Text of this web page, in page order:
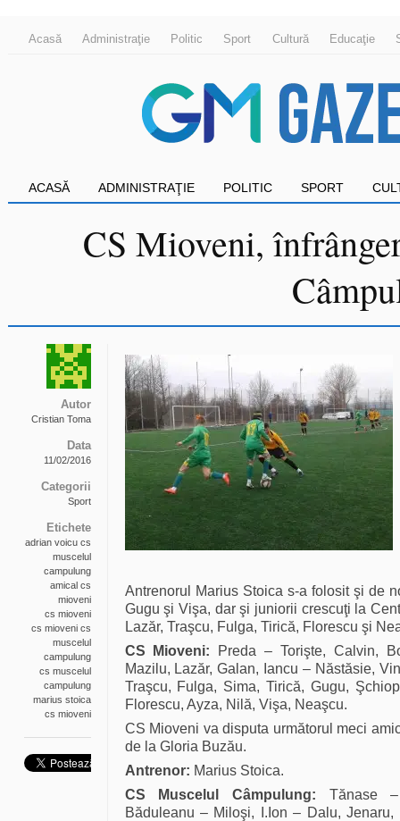
Acasă Administraţie Politic Sport Cultură Educaţie
ACASĂ ADMINISTRAŢIE POLITIC SPORT
CS Mioveni,
Autor
Cristian Toma
Data
11/02/2016
Categorii
Sport
Etichete
adrian voicu cs
muscelul
campulung
amical cs
mioveni
cs mioveni
cs mioveni cs
muscelul
campulung
cs muscelul
campulung
marius stoica
cs mioveni
Antrenorul Marius Stoica s-a folosit şi de
Gugu şi Vişa, dar şi juniorii crescuţi la
Lazăr, Traşcu, Fulga, Tirică, Florescu şi
CS Mioveni: Preda – Torişte, Calvin,
Mazilu, Lazăr, Galan, Iancu – Năstăsie,
Traşcu, Fulga, Sima, Tirică, Gugu,
Florescu, Ayza, Nilă, Vişa, Neaşcu.
CS Mioveni va disputa următorul meci
de la Gloria Buzău.
Antrenor: Marius Stoica.
CS Muscelul Câmpulung: Tănase –
Băduleanu – Miloşi, I.Ion – Dalu,